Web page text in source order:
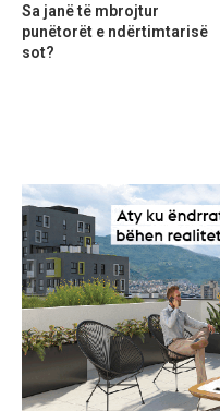
Sa janë të mbrojtur
punëtorët e ndërtimtarisë
sot?